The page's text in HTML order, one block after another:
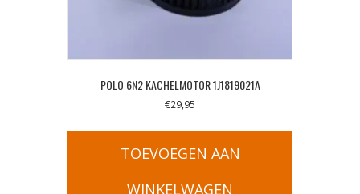
POLO 6N2 KACHELMOTOR 1J1819021A
€29,95
TOEVOEGEN AAN
WINKELWAGEN